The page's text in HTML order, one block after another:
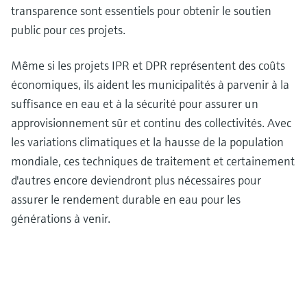
transparence sont essentiels pour obtenir le soutien
public pour ces projets.
Même si les projets IPR et DPR représentent des coûts
économiques, ils aident les municipalités à parvenir à la
suffisance en eau et à la sécurité pour assurer un
approvisionnement sûr et continu des collectivités. Avec
les variations climatiques et la hausse de la population
mondiale, ces techniques de traitement et certainement
d'autres encore deviendront plus nécessaires pour
assurer le rendement durable en eau pour les
générations à venir.